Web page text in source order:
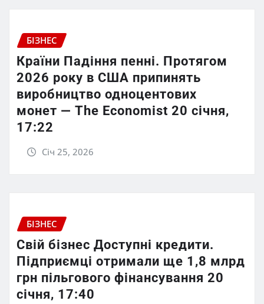
БІЗНЕС
Країни Падіння пенні. Протягом
2026 року в США припинять
виробництво одноцентових
монет — The Economist 20 січня,
17:22
Січ 25, 2026
БІЗНЕС
Свій бізнес Доступні кредити.
Підприємці отримали ще 1,8 млрд
грн пільгового фінансування 20
січня, 17:40